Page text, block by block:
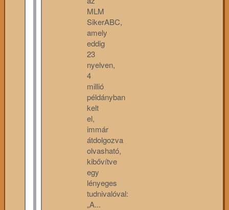
MLM
SikerABC,
amely
eddig
23
nyelven,
4
millió
példányban
kelt
el,
immár
átdolgozva
olvasható,
kibővítve
egy
lényeges
tudnivalóval:
„A...